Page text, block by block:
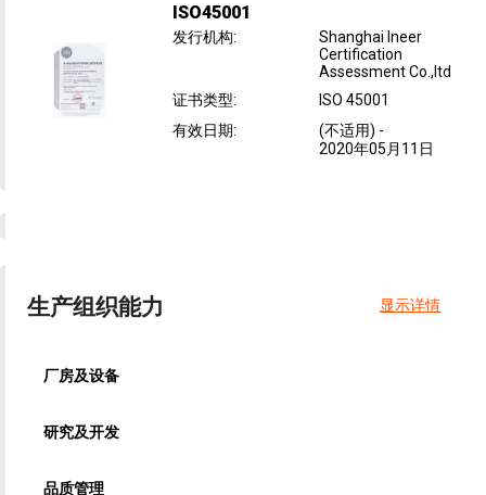
ISO45001
发行机构:
Shanghai Ineer
Certification
Assessment Co.,ltd
证书类型:
ISO 45001
有效日期: (不适用) -
2020年05月11日
生产组织能力 显示详情
厂房及设备
研究及开发
品质管理